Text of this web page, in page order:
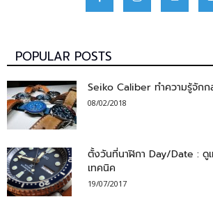
POPULAR POSTS
Seiko Caliber ทำความรู้จัก
08/02/2018
ตั้งวันที่นาฬิกา Day/Date : ดู
เทคนิค
19/07/2017